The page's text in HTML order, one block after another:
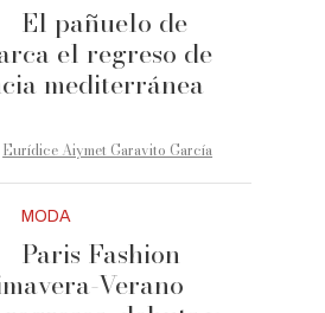
El pañuelo de
el regreso de
mediterránea
Eurídice Aiymet Garavito García
MODA
Paris Fashion
Verano